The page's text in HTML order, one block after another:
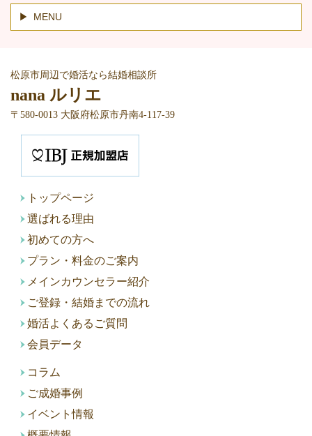
MENU
松原市周辺で婚活なら結婚相談所
nana ルリエ
〒580-0013 大阪府松原市丹南4-117-39
トップページ
選ばれる理由
初めての方へ
プラン・料金のご案内
メインカウンセラー紹介
ご登録・結婚までの流れ
婚活よくあるご質問
会員データ
コラム
ご成婚事例
イベント情報